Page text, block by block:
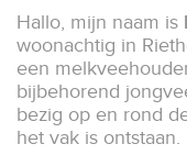
Hallo, mijn naam is
woonachtig in
een
bijbehorend
bezig op en rond
het vak is ontstaan.